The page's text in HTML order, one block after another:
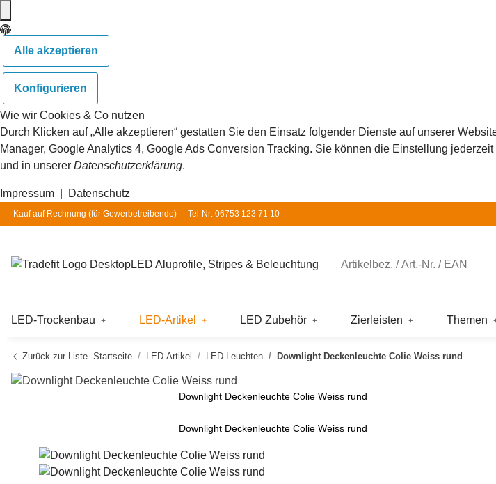
Alle akzeptieren
Konfigurieren
Wie wir Cookies & Co nutzen
Durch Klicken auf „Alle akzeptieren“ gestatten Sie den Einsatz folgender Dienste auf unserer
Manager, Google Analytics 4, Google Ads Conversion Tracking. Sie können die Einstellung
und in unserer Datenschutzerklärung.
Impressum Datenschutz
Kauf auf Rechnung (für Gewerbetreibende) Tel-Nr: 06753 123 71 10
LED Aluprofile, Stripes & Beleuchtung
LED-Trockenbau LED-Artikel LED Zubehör Zierleisten Themen
Zurück zur Liste Startseite LED-Artikel LED Leuchten Downlight Deckenleuchte Colie Weiss rund
Downlight Deckenleuchte Colie Weiss rund
Downlight Deckenleuchte Colie Weiss rund